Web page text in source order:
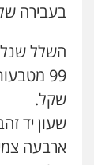
בעבירה
השלל
שקל.
שעון יד
ארבעה